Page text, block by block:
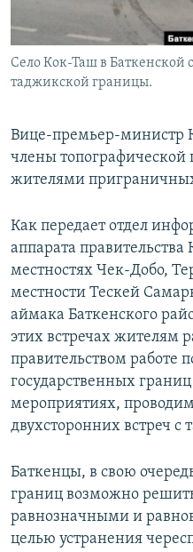
Село Кок-Таш в Баткенской
таджикской границы.
Вице-премьер-министр
члены топографической
жителями
Как передает отдел
аппарата
местностях Чек-Добо,
местности Тескей
аймака Баткенского
этих встречах жителям
правительством работе
государственных
мероприятиях,
двухсторонних встреч с
Баткенцы, в свою
границ возможно
равнозначными и
целью устранения